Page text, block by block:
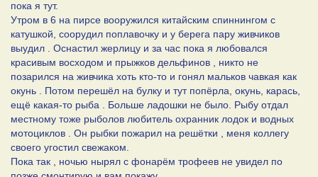
пока я тут.
Утром в 6 на пирсе вооружился китайским спиннингом с
катушкой, соорудил поплавочку и у берега пару живчиков
выудил . Оснастил жерлицу и за час пока я любовался
красивым восходом и прыжков дельфинов , никто не
позарился на живчика хоть кто-то и гонял мальков чавкая как
окунь . Потом перешёл на булку и тут попёрла, окунь, карась,
ещё какая-то рыба . Больше ладошки не было. Рыбу отдал
местному тоже рыболов любитель охранник лодок и водных
мотоциклов . Он рыбки пожарил на решётки , меня коллегу
своего угостил свежаком.
Пока так , ночью нырял с фонарём трофеев не увидел по